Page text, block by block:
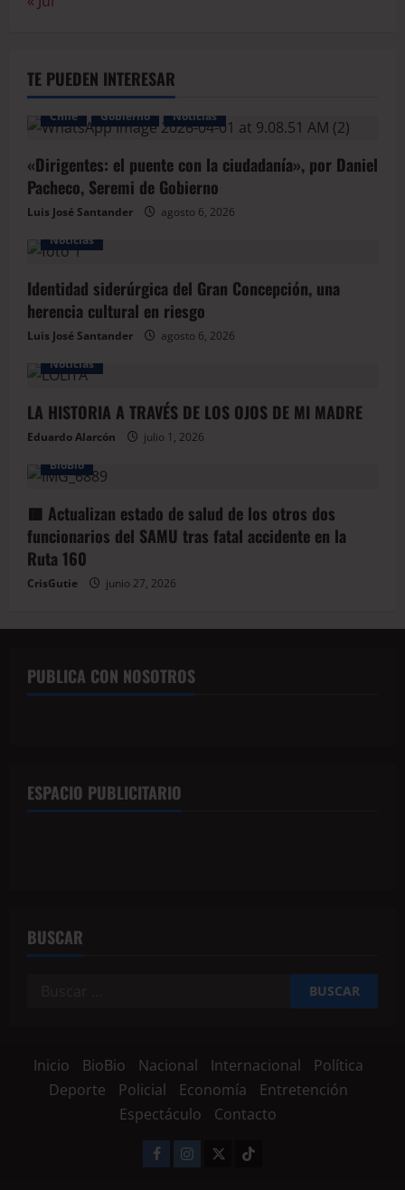
TE PUEDEN INTERESAR
Chile Gobierno Noticias
«Dirigentes: el puente con la ciudadanía», por Daniel
Pacheco, Seremi de Gobierno
Luis José Santander
agosto 6, 2026
Noticias
Identidad siderúrgica del Gran Concepción, una
herencia cultural en riesgo
Luis José Santander
agosto 6, 2026
Noticias
LA HISTORIA A TRAVÉS DE LOS OJOS DE MI MADRE
Eduardo Alarcón
julio 1, 2026
BioBio
🟥 Actualizan estado de salud de los otros dos
funcionarios del SAMU tras fatal accidente en la
Ruta 160
CrisGutie junio 27, 2026
PUBLICA CON NOSOTROS
ESPACIO PUBLICITARIO
BUSCAR
Inicio BioBio Nacional Internacional
Política
Deporte
Policial Economía
Entretención
Espectáculo
Contacto